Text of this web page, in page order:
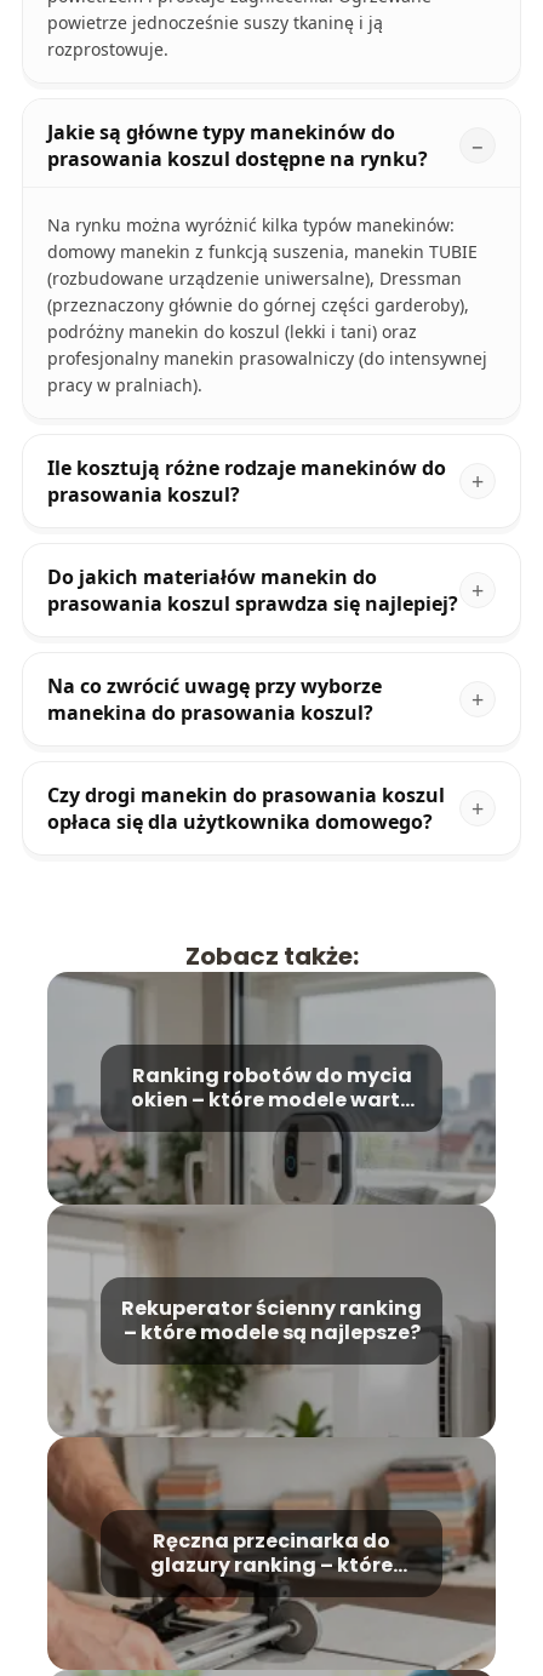
powietrze jednocześnie suszy tkaninę i ją
rozprostowuje.
Jakie są główne typy manekinów do
prasowania koszul dostępne na rynku?
Na rynku można wyróżnić kilka typów manekinów:
domowy manekin z funkcją suszenia, manekin TUBIE
(rozbudowane urządzenie uniwersalne), Dressman
(przeznaczony głównie do górnej części garderoby),
podróżny manekin do koszul (lekki i tani) oraz
profesjonalny manekin prasowalniczy (do intensywnej
pracy w pralniach).
Ile kosztują różne rodzaje manekinów do
prasowania koszul?
Do jakich materiałów manekin do
prasowania koszul sprawdza się najlepiej?
Na co zwrócić uwagę przy wyborze
manekina do prasowania koszul?
Czy drogi manekin do prasowania koszul
opłaca się dla użytkownika domowego?
Zobacz także:
Ranking robotów do mycia
okien – które modele warto
kupić?
Rekuperator ścienny ranking
– które modele są najlepsze?
Ręczna przecinarka do
glazury ranking – które
modele wybrać?